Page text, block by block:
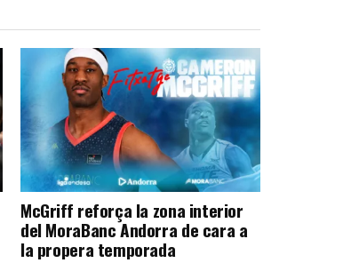
McGriff reforça la zona interior
del MoraBanc Andorra de cara a
la propera temporada